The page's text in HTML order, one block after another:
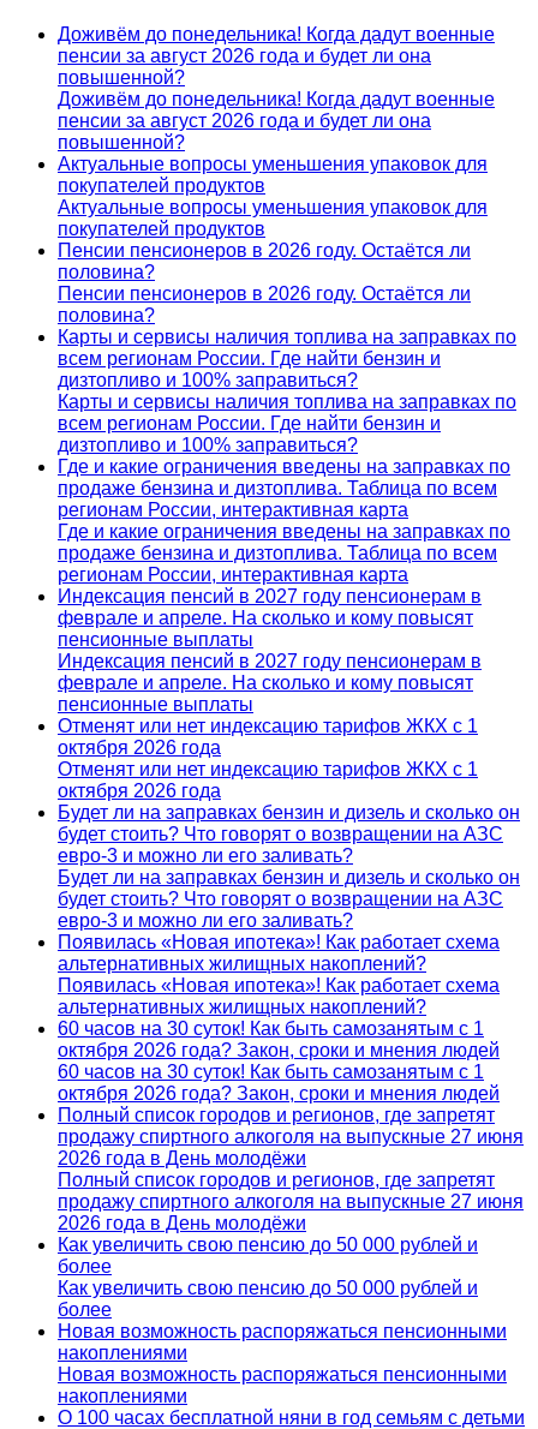
Доживём до понедельника! Когда дадут военные
пенсии за август 2026 года и будет ли она
повышенной?
Доживём до понедельника! Когда дадут военные
пенсии за август 2026 года и будет ли она
повышенной?
Актуальные вопросы уменьшения упаковок для
покупателей продуктов
Актуальные вопросы уменьшения упаковок для
покупателей продуктов
Пенсии пенсионеров в 2026 году. Остаётся ли
половина?
Пенсии пенсионеров в 2026 году. Остаётся ли
половина?
Карты и сервисы наличия топлива на заправках по
всем регионам России. Где найти бензин и
дизтопливо и 100% заправиться?
Карты и сервисы наличия топлива на заправках по
всем регионам России. Где найти бензин и
дизтопливо и 100% заправиться?
Где и какие ограничения введены на заправках по
продаже бензина и дизтоплива. Таблица по всем
регионам России, интерактивная карта
Где и какие ограничения введены на заправках по
продаже бензина и дизтоплива. Таблица по всем
регионам России, интерактивная карта
Индексация пенсий в 2027 году пенсионерам в
феврале и апреле. На сколько и кому повысят
пенсионные выплаты
Индексация пенсий в 2027 году пенсионерам в
феврале и апреле. На сколько и кому повысят
пенсионные выплаты
Отменят или нет индексацию тарифов ЖКХ с 1
октября 2026 года
Отменят или нет индексацию тарифов ЖКХ с 1
октября 2026 года
Будет ли на заправках бензин и дизель и сколько он
будет стоить? Что говорят о возвращении на АЗС
евро-3 и можно ли его заливать?
Будет ли на заправках бензин и дизель и сколько он
будет стоить? Что говорят о возвращении на АЗС
евро-3 и можно ли его заливать?
Появилась «Новая ипотека»! Как работает схема
альтернативных жилищных накоплений?
Появилась «Новая ипотека»! Как работает схема
альтернативных жилищных накоплений?
60 часов на 30 суток! Как быть самозанятым с 1
октября 2026 года? Закон, сроки и мнения людей
60 часов на 30 суток! Как быть самозанятым с 1
октября 2026 года? Закон, сроки и мнения людей
Полный список городов и регионов, где запретят
продажу спиртного алкоголя на выпускные 27 июня
2026 года в День молодёжи
Полный список городов и регионов, где запретят
продажу спиртного алкоголя на выпускные 27 июня
2026 года в День молодёжи
Как увеличить свою пенсию до 50 000 рублей и
более
Как увеличить свою пенсию до 50 000 рублей и
более
Новая возможность распоряжаться пенсионными
накоплениями
Новая возможность распоряжаться пенсионными
накоплениями
О 100 часах бесплатной няни в год семьям с детьми